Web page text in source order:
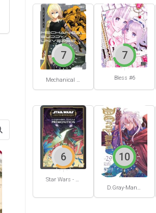
Mechanical Buddy Universe #0
7
Bless #6
7
6
D.Gray-Man #29
10